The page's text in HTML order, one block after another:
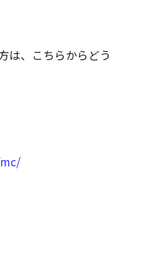
は、こちらからどう